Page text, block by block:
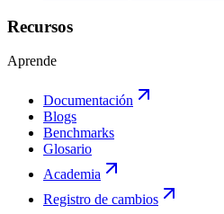
Recursos
Aprende
Documentación
Blogs
Benchmarks
Glosario
Academia
Registro de cambios